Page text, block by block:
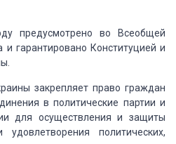
предусмотрено во Всеобщей
и гарантировано Конституцией и
закрепляет право граждан
в политические партии и
для осуществления и защиты
политических,